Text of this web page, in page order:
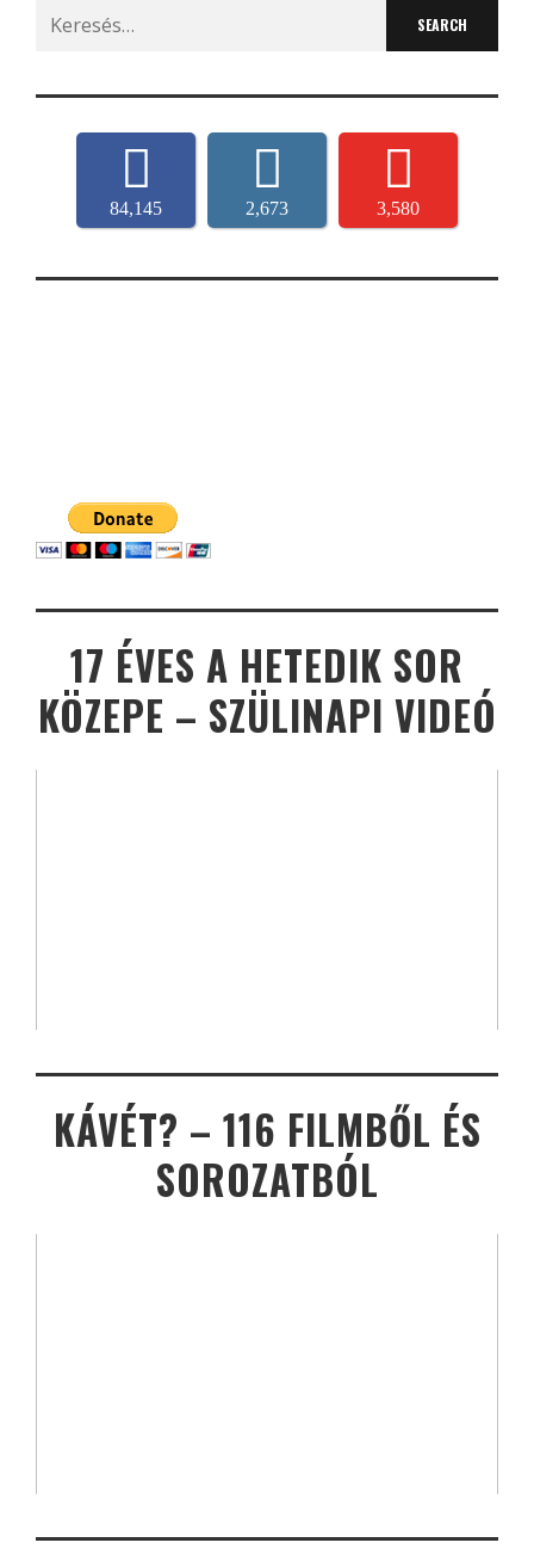
Search
for:
84,145 2,673 3,580
17 ÉVES A HETEDIK SOR
KÖZEPE – SZÜLINAPI VIDEÓ
KÁVÉT? – 116 FILMBŐL ÉS
SOROZATBÓL